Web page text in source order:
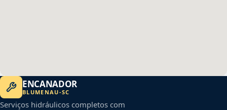
ENCANADOR
BLUMENAU-SC
Serviços hidráulicos completos com